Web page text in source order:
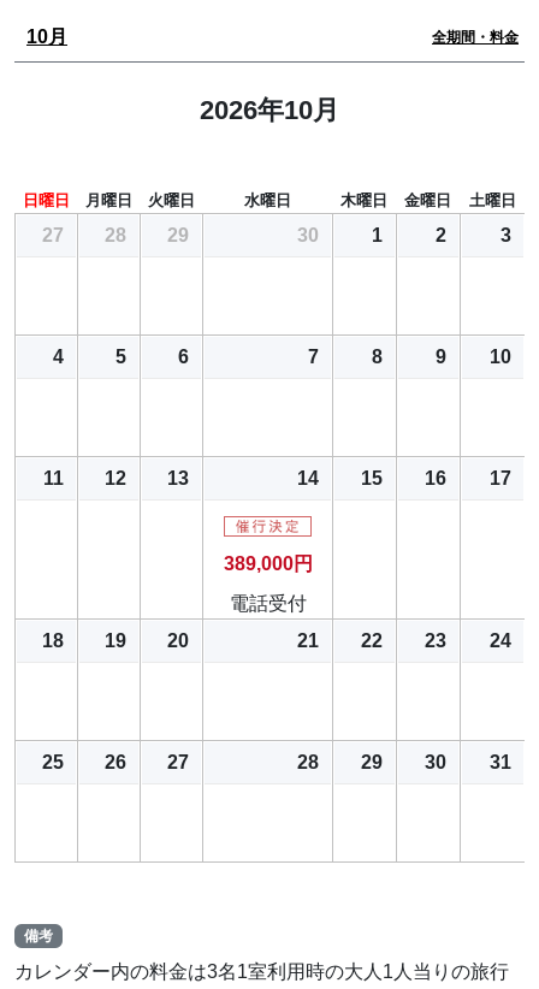
10月 全期間・料金
2026年10月
日曜日 月曜日 火曜日 水曜日 木曜日 金曜日 土曜日
27 28 29 30 1 2 3
4 5 6 7 8 9 10
11 12 13 14
389,000円
電話受付
15 16 17
18 19 20 21 22 23 24
25 26 27 28 29 30 31
備考
カレンダー内の料金は3名1室利用時の大人1人当りの旅行